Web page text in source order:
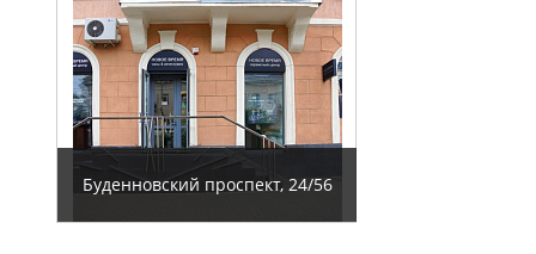
Буденновский проспект, 24/56